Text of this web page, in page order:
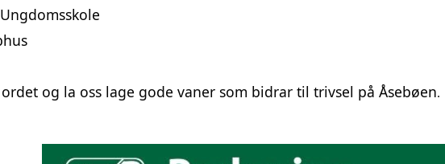
og la oss lage gode vaner som bidrar til trivsel på Åsebøen.